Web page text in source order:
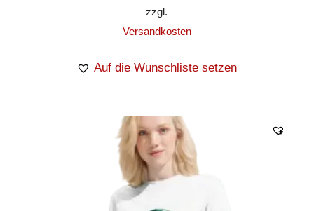
zzgl.
Versandkosten
Auf die Wunschliste setzen